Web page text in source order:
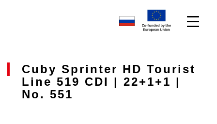
Cuby Sprinter HD Tourist
Line 519 CDI | 22+1+1 |
No. 551